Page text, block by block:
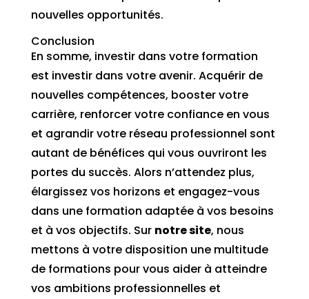
nouvelles opportunités.
Conclusion
En somme, investir dans votre formation
est investir dans votre avenir. Acquérir de
nouvelles compétences, booster votre
carrière, renforcer votre confiance en vous
et agrandir votre réseau professionnel sont
autant de bénéfices qui vous ouvriront les
portes du succès. Alors n’attendez plus,
élargissez vos horizons et engagez-vous
dans une formation adaptée à vos besoins
et à vos objectifs. Sur notre site, nous
mettons à votre disposition une multitude
de formations pour vous aider à atteindre
vos ambitions professionnelles et